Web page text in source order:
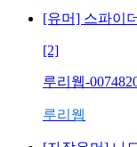
[유머] 스파이
[2]
루리웹-
루리웹